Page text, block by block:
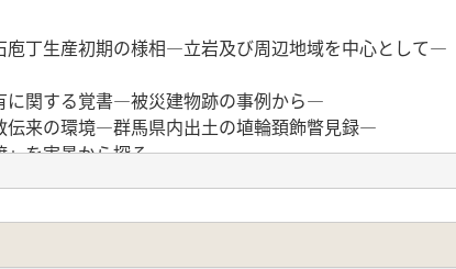
丁生産初期の様相―立岩及び周辺地域を中心として―
関する覚書―被災建物跡の事例から―
来の環境―群馬県内出土の埴輪頚飾瞥見録―
」を実景から探る
様態